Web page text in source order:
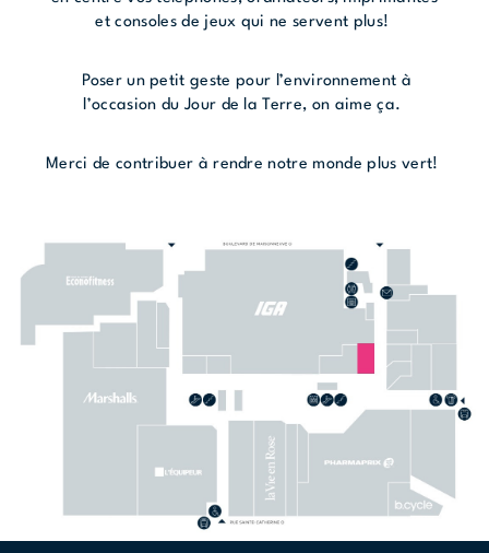
et consoles de jeux qui ne servent plus!
Poser un petit geste pour l’environnement à
l’occasion du Jour de la Terre, on aime ça.
Merci de contribuer à rendre notre monde plus vert!